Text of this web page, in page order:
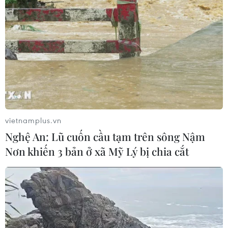
Lở đất tại Philippines khiến ít nhất 4
người thiệt mạng
06/08/2026 15:06
Trung Quốc thử nghiệm tuyến tàu
cao tốc xuyên vùng đất đóng băng
vĩnh cửu
gió nổi đầu tiên chịu được bão cấp 17
06/08/2026 11:20
vietnamplus.vn
Nghệ An: Lũ cuốn cầu tạm trên sông Nậm
Nơn khiến 3 bản ở xã Mỹ Lý bị chia cắt